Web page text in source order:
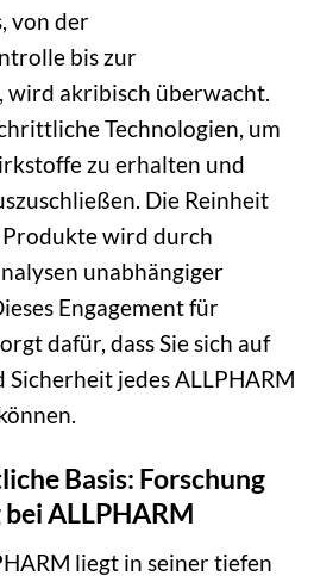
von der
bis zur
akribisch überwacht.
Technologien, um
zu erhalten und
Die Reinheit
wird durch
unabhängiger
Engagement für
dafür, dass Sie sich auf
jedes ALLPHARM
Basis: Forschung
ALLPHARM
liegt in seiner tiefen